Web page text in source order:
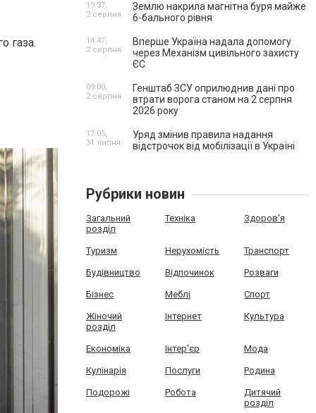
газа.
Землю накрила магнітна буря майже
6-бального рівня
19:37,
2 серпня
Вперше Україна надала допомогу
через Механізм цивільного захисту
ЄС
14:47,
2 серпня
Генштаб ЗСУ оприлюднив дані про
втрати ворога станом на 2 серпня
2026 року
09:00,
2 серпня
Уряд змінив правила надання
відстрочок від мобілізації в Україні
17:05,
31 липня
Рубрики новин
Загальний
розділ
Техніка Здоров'я
Туризм Нерухомість Транспорт
Будівництво Відпочинок Розваги
Бізнес Меблі Спорт
Жіночий
розділ
Інтернет Культура
Економіка Інтер'єр Мода
Кулінарія Послуги Родина
Подорожі Робота
Дитячий
розділ